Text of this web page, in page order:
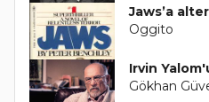
Jaws’a
Oggito
Irvin
Gökhan